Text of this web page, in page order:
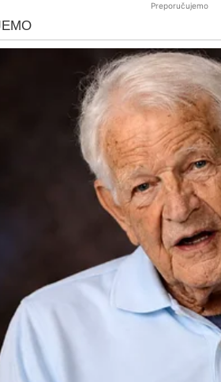
Preporučujemo